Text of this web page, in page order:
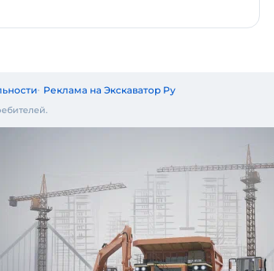
Реклама на Экскаватор Ру